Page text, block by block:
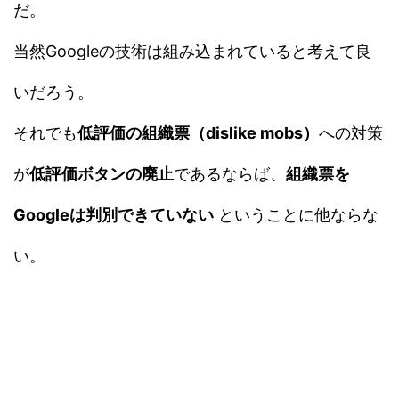
だ。
当然Googleの技術は組み込まれていると考えて良
いだろう。
それでも低評価の組織票（dislike mobs） への対策
が低評価ボタンの廃止であるならば、 組織票を
Googleは判別できていない ということに他ならな
い。